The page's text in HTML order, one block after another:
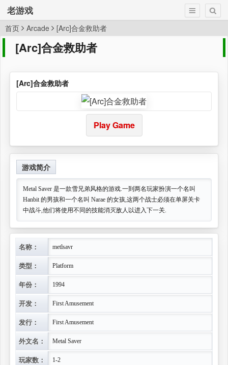
老游戏
首页 Arcade [Arc]合金救助者
[Arc]合金救助者
[Arc]合金救助者
Play Game
游戏简介
Metal Saver 是一款雪兄弟风格的游戏.一到两名玩家扮演一个名叫
Hanbit 的男孩和一个名叫 Narae 的女孩,这两个战士必须在单屏关卡
中战斗,他们将使用不同的技能消灭敌人以进入下一关.
名称： metlsavr
类型： Platform
年份： 1994
开发： First Amusement
发行： First Amusement
外文名： Metal Saver
玩家数： 1-2